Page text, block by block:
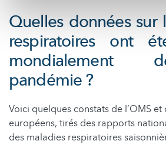
Quelles données sur
respiratoires ont
mondialement
pandémie ?
Voici quelques constats de l’OMS
européens, tirés des rapports
des maladies respiratoires